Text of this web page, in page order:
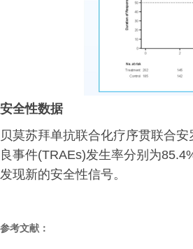
安全性数据
贝莫苏拜单抗联合化疗序贯联合
良事件(TRAEs)发生率分别为
发现新的安全性信号。
参考文献：